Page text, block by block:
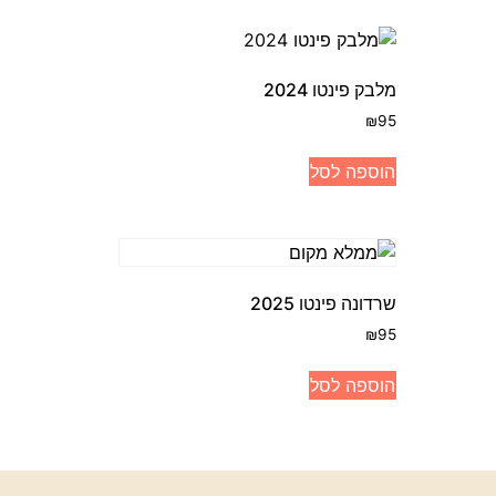
מלבק פינטו 2024
₪95
הוספה לסל
שרדונה פינטו 2025
₪95
הוספה לסל